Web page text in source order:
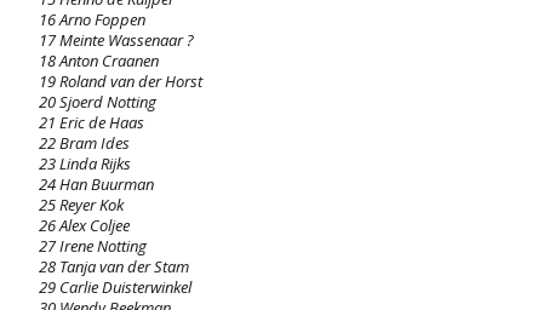
16 Arno Foppen
17 Meinte Wassenaar ?
18 Anton Craanen
19 Roland van der Horst
20 Sjoerd Notting
21 Eric de Haas
22 Bram Ides
23 Linda Rijks
24 Han Buurman
25 Reyer Kok
26 Alex Coljee
27 Irene Notting
28 Tanja van der Stam
29 Carlie Duisterwinkel